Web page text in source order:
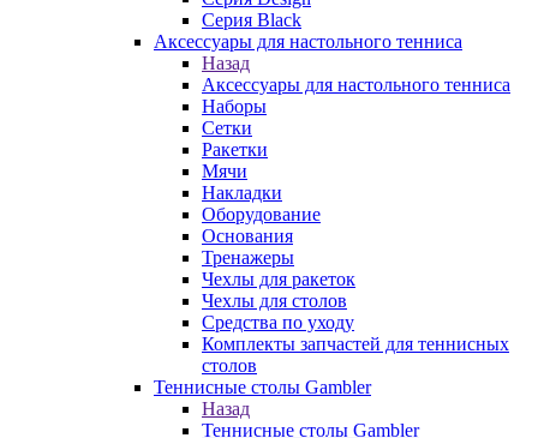
Серия Black
Аксессуары для настольного тенниса
Назад
Аксессуары для настольного тенниса
Наборы
Сетки
Ракетки
Мячи
Накладки
Оборудование
Основания
Тренажеры
Чехлы для ракеток
Чехлы для столов
Средства по уходу
Комплекты запчастей для теннисных
столов
Теннисные столы Gambler
Назад
Теннисные столы Gambler